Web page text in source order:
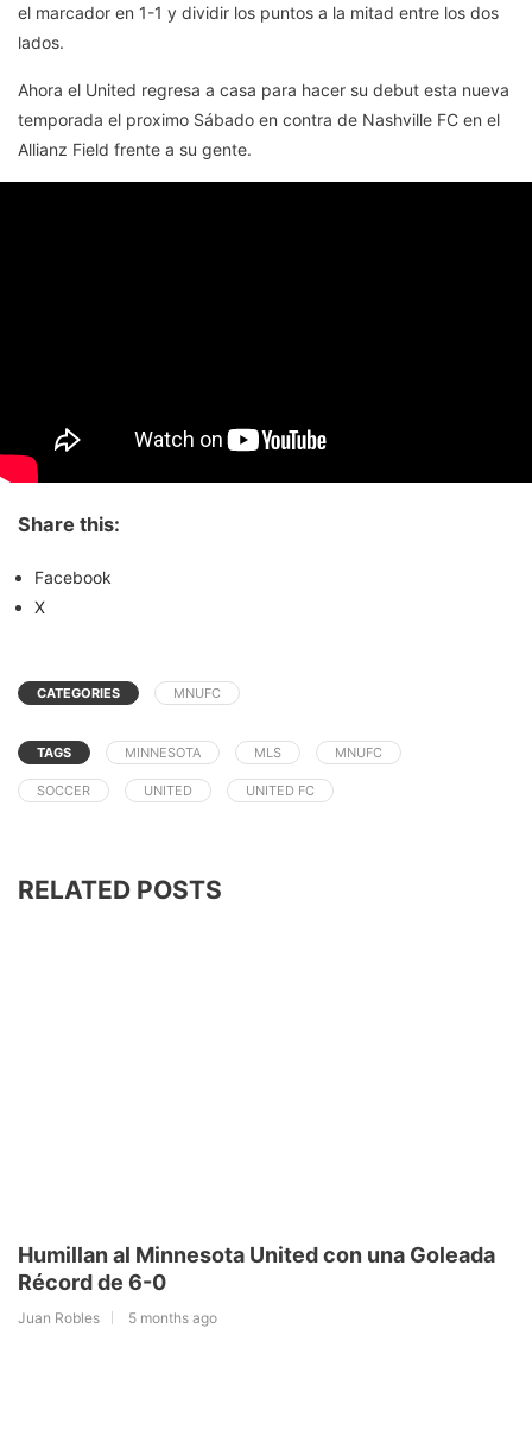
el marcador en 1-1 y dividir los puntos a la mitad entre los dos
lados.
Ahora el United regresa a casa para hacer su debut esta nueva
temporada el proximo Sábado en contra de Nashville FC en el
Allianz Field frente a su gente.
Share this:
Facebook
X
CATEGORIES MNUFC
TAGS MINNESOTA MLS MNUFC
SOCCER UNITED UNITED FC
RELATED POSTS
Humillan al Minnesota United con una Goleada
Récord de 6-0
Juan Robles 5 months ago